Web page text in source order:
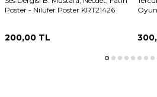
Poster - Nilüfer Poster KRT21426
200,00 TL